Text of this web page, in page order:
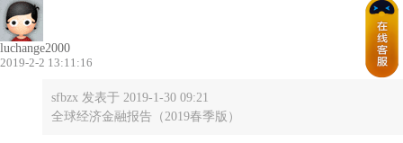
luchange2000
2019-2-2 13:11:16
sfbzx 发表于 2019-1-30 09:21
全球经济金融报告（2019春季版）